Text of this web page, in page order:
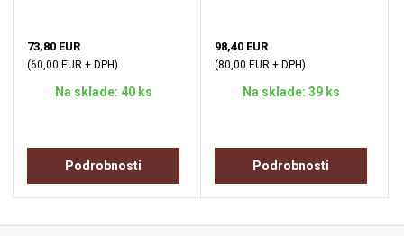
73,80 EUR
(60,00 EUR + DPH)
Na sklade: 40 ks
Podrobnosti
98,40 EUR
(80,00 EUR + DPH)
Na sklade: 39 ks
Podrobnosti